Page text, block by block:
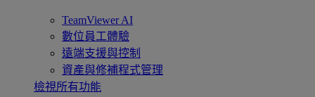
TeamViewer AI
數位員工體驗
遠端支援與控制
資產與修補程式管理
檢視所有功能